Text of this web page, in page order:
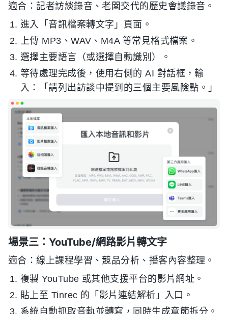
適合：記者訪談錄音、老闆交代的歷史會議錄音。
進入「音訊檔案轉文字」頁面。
上傳 MP3、WAV、M4A 等常見格式檔案。
選擇主要語言（或選擇自動識別）。
等待處理完成後，使用右側的 AI 對話框，輸
入：「請列出訪談中提到的三個主要風險點。」
場景三：YouTube/網路影片轉文字
適合：線上課程學習、競品分析、播客內容整理。
複製 YouTube 或其他支援平台的影片網址。
貼上至 Tinrec 的「影片連結解析」入口。
系統自動抓取音軌並轉寫，同時生成章節拆分。